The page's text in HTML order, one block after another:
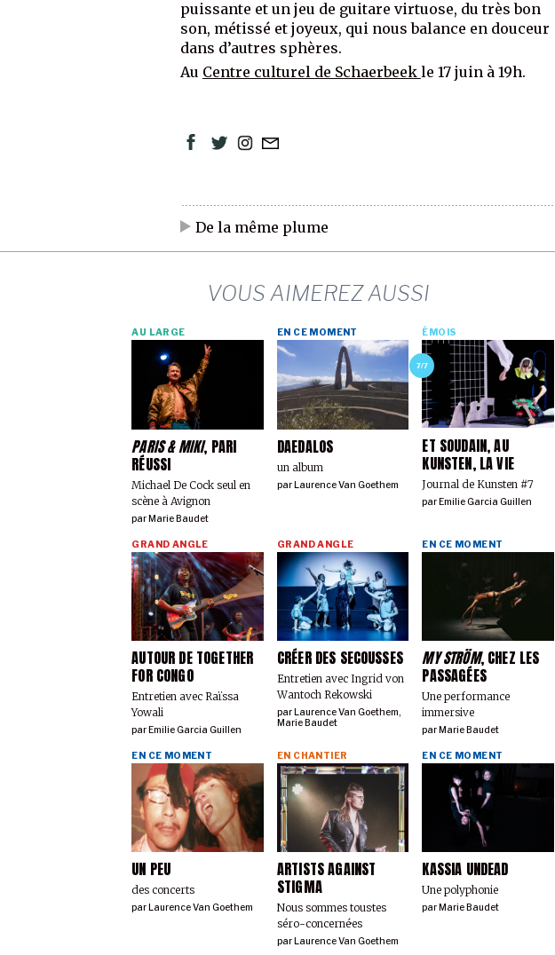
puissante et un jeu de guitare virtuose, du très bon
son, métissé et joyeux, qui nous balance en douceur
dans d’autres sphères.
Au Centre culturel de Schaerbeek le 17 juin à 19h.
De la même plume
VOUS AIMEREZ AUSSI
PARIS & MIKI, PARI
RÉUSSI
Michael De Cock seul en
scène à Avignon
AU LARGE
parMarie Baudet
DAEDALOS
un album
EN CE MOMENT
parLaurence Van Goethem
7/7
ET SOUDAIN, AU
KUNSTEN, LA VIE
Journal de Kunsten #7
ÉMOIS
parEmilie Garcia Guillen
AUTOUR DE TOGETHER
FOR CONGO
Entretien avec Raïssa
Yowali
GRAND ANGLE
parEmilie Garcia Guillen
CRÉER DES SECOUSSES
Entretien avec Ingrid von
Wantoch Rekowski
GRAND ANGLE
parLaurence Van Goethem,
Marie Baudet
MY STRÖM, CHEZ LES
PASSAGÉES
Une performance
immersive
EN CE MOMENT
parMarie Baudet
UN PEU
des concerts
EN CE MOMENT
par Laurence Van Goethem
ARTISTS AGAINST
STIGMA
Nous sommes tous·tes
séro-concerné·es
EN CHANTIER
par Laurence Van Goethem
KASSIA UNDEAD
Une polyphonie
EN CE MOMENT
par Marie Baudet